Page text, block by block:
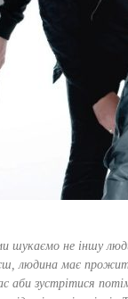
шукаємо не іншу
людина має
аби зустрітися